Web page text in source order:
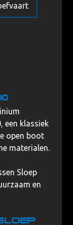
een klassiek
open boot
materialen.
Sloep
en